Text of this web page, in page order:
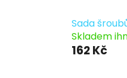
Sada
Skladem
162 Kč